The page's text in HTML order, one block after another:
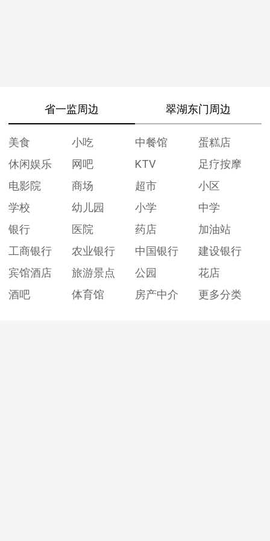
省一监周边 翠湖东门周边
美食 小吃 中餐馆
蛋糕店
休闲娱乐
网吧 KTV
足疗按摩
电影院
商场 超市
小区
学校
幼儿园 小学
中学
银行
医院 药店
加油站
工商银行
农业银行 中国银行
建设银行
宾馆酒店
旅游景点 公园
花店
酒吧
体育馆 房产中介 更多分类